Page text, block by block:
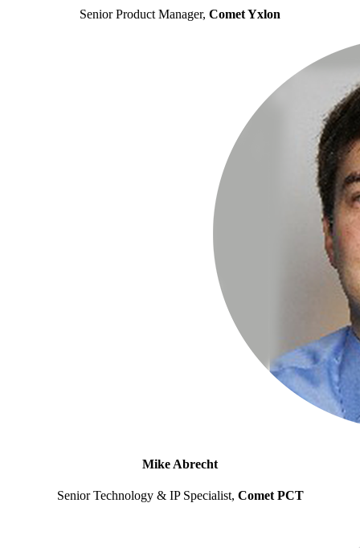
Senior Product Manager, Comet Yxlon
Mike Abrecht
Senior Technology & IP Specialist, Comet PCT